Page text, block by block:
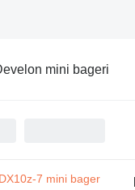
mini bageri